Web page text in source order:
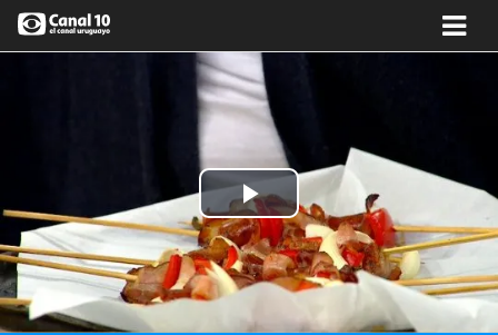
Play
Video